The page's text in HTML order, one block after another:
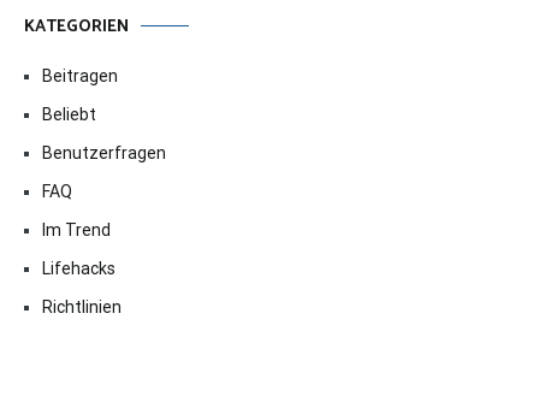
KATEGORIEN
Beitragen
Beliebt
Benutzerfragen
FAQ
Im Trend
Lifehacks
Richtlinien